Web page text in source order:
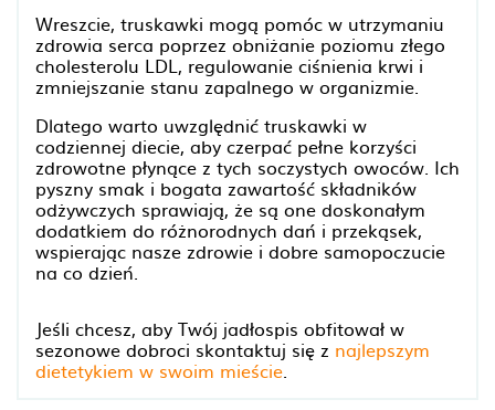
Wreszcie, truskawki mogą pomóc w utrzymaniu
zdrowia serca poprzez obniżanie poziomu złego
cholesterolu LDL, regulowanie ciśnienia krwi i
zmniejszanie stanu zapalnego w organizmie.
Dlatego warto uwzględnić truskawki w
codziennej diecie, aby czerpać pełne korzyści
zdrowotne płynące z tych soczystych owoców. Ich
pyszny smak i bogata zawartość składników
odżywczych sprawiają, że są one doskonałym
dodatkiem do różnorodnych dań i przekąsek,
wspierając nasze zdrowie i dobre samopoczucie
na co dzień.
Jeśli chcesz, aby Twój jadłospis obfitował w
sezonowe dobroci skontaktuj się z najlepszym
dietetykiem w swoim mieście.